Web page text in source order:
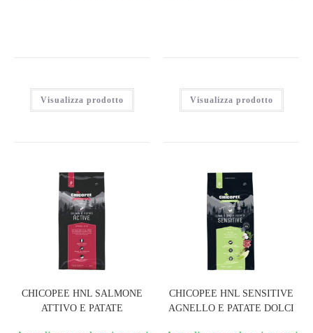
Visualizza prodotto Visualizza prodotto
CHICOPEE HNL SALMONE
ATTIVO E PATATE
CHICOPEE HNL SENSITIVE
AGNELLO E PATATE DOLCI